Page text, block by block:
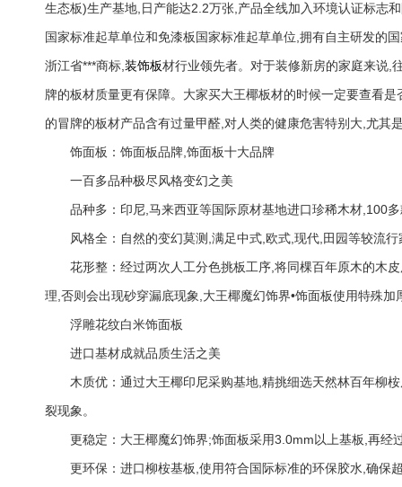
生态板)生产基地,日产能达2.2万张,产品全线加入环境认证标志
国家标准起草单位和免漆板国家标准起草单位,拥有自主研发的
浙江省***商标, 装饰板材行业领先者。对于装修新房的家庭来说,
牌的板材质量更有保障。大家买大王椰板材的时候一定要查看
的冒牌的板材产品含有过量甲醛,对人类的健康危害特别大,尤其
饰面板：饰面板品牌,饰面板十大品牌
一百多品种极尽风格变幻之美
品种多：印尼,马来西亚等国际原材基地进口珍稀木材,100
风格全：自然的变幻莫测,满足中式,欧式,现代,田园等较流
花形整：经过两次人工分色挑板工序,将同棵百年原木的木
理,否则会出现砂穿漏底现象,大王椰魔幻饰界•饰面板使用特殊加
浮雕花纹白米饰面板
进口基材成就品质生活之美
木质优：通过大王椰印尼采购基地,精挑细选天然林百年柳
裂现象。
更稳定：大王椰魔幻饰界;饰面板采用3.0mm以上基板,再经
更环保：进口柳桉基板,使用符合国际标准的环保胶水,确保